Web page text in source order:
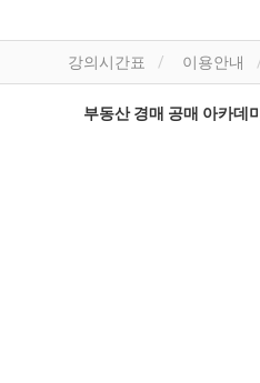
강의시간표 이용안내
부동산 경매 공매 아카데미